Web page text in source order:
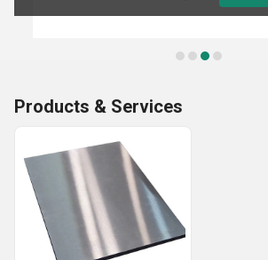
Products & Services